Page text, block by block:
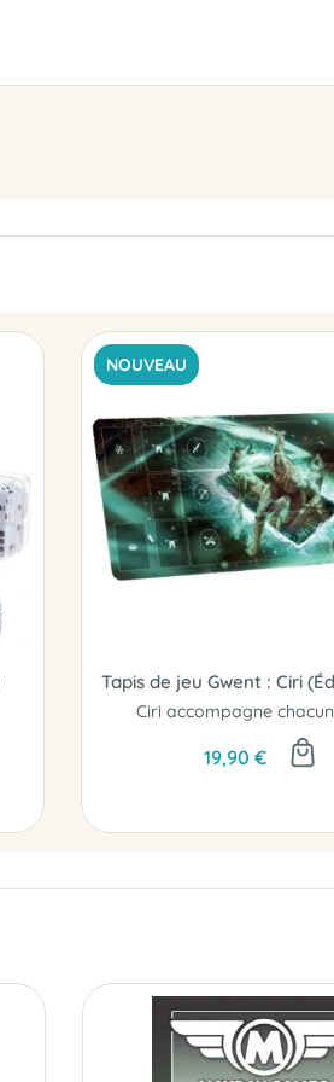
NOUVEAU
Tapis de jeu Gwent : Ciri
19,90 €